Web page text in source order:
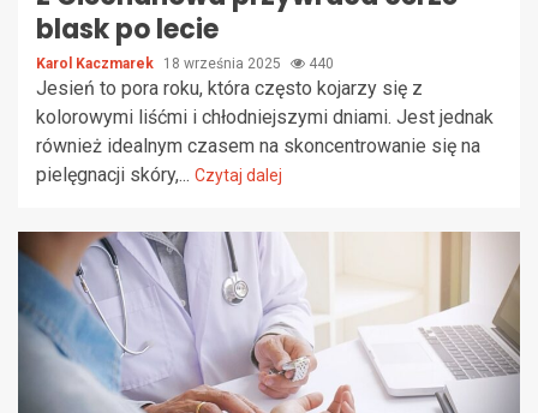
blask po lecie
Karol Kaczmarek 18 września 2025 440
Jesień to pora roku, która często kojarzy się z
kolorowymi liśćmi i chłodniejszymi dniami. Jest jednak
również idealnym czasem na skoncentrowanie się na
pielęgnacji skóry,... Czytaj dalej